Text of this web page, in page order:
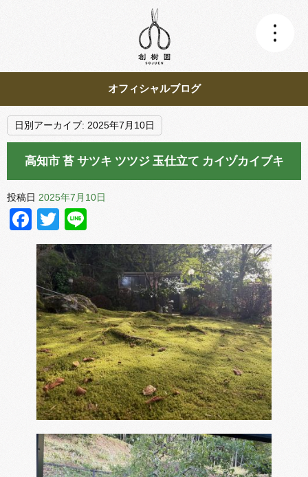
オフィシャルブログ
日別アーカイブ: 2025年7月10日
高知市 苔 サツキ ツツジ 玉仕立て カイヅカイブキ
投稿日 2025年7月10日
Facebook
Twitter